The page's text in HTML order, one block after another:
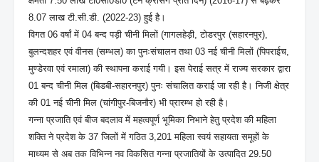
8.07 लाख टी.सी.डी. (2022-23) हुई है।
विगत 06 वर्षां में 04 बन्द पड़ी चीनी मिलों (गागलहेड़ी, टोडरपुर (सहारनपुर),
बुलन्दशहर एवं वीनस (सम्भल) का पुनःसंचालन तथा 03 नई चीनी मिलों (पिपराईच,
मुण्डेरवा एवं रमाला) की स्थापना कराई गयी। इस पेराई सत्र में राज्य सरकार द्वारा
01 बन्द चीनी मिल (बिडबी-सहारनपुर) पुनः संचालित कराई जा रही है। निजी क्षेत्र
की 01 नई चीनी मिल (चांगीपुर-बिजनौर) भी प्रारम्भ हो रही है।
गन्ना प्रजाति एवं बीज बदलाव में महत्वपूर्ण भूमिका निभाने हेतु प्रदेश की महिला
शक्ति ने प्रदेश के 37 जिलों में गठित 3,201 महिला स्वयं सहायता समूहों के
माध्यम से अब तक विभिन्न नव विकसित गन्ना प्रजातियों के उत्पादित 29.50